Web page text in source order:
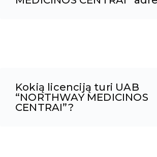
Kokią licenciją turi UAB
“NORTHWAY MEDICINOS
CENTRAI”?